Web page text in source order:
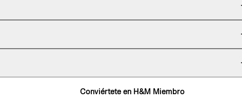
Conviértete en H&M Miembro